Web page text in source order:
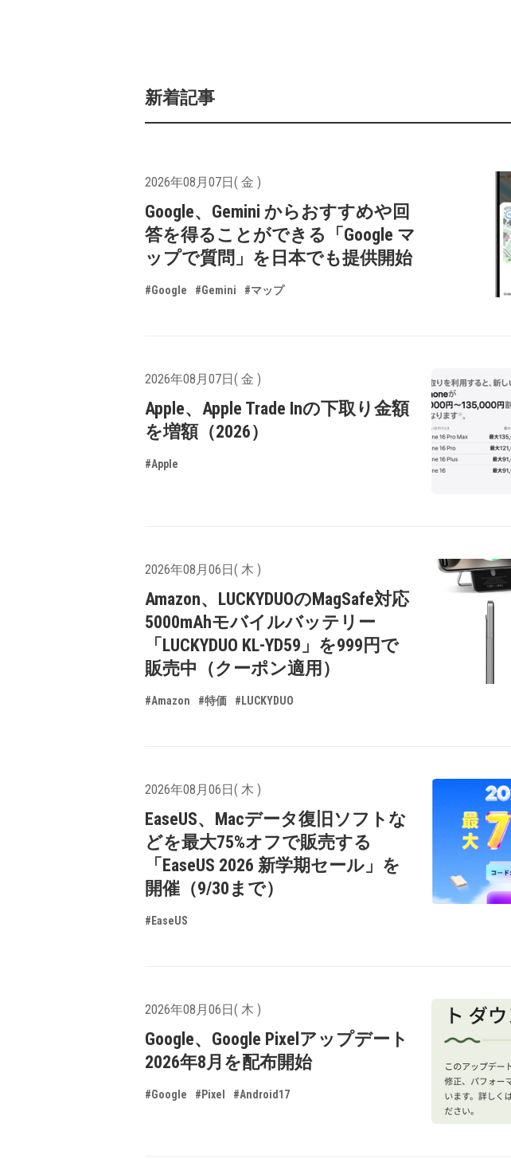
新着記事
2026年08月07日( 金 )
Google、Gemini からおすすめや回
答を得ることができる「Google マ
ップで質問」を日本でも提供開始
#Google #Gemini #マップ
2026年08月07日( 金 )
Apple、Apple Trade Inの下取り金額
を増額（2026）
#Apple
2026年08月06日( 木 )
Amazon、LUCKYDUOのMagSafe対応
5000mAhモバイルバッテリー
「LUCKYDUO KL-YD59」を999円で
販売中（クーポン適用）
#Amazon #特価 #LUCKYDUO
2026年08月06日( 木 )
EaseUS、Macデータ復旧ソフトな
どを最大75%オフで販売する
「EaseUS 2026 新学期セール」を
開催（9/30まで）
#EaseUS
2026年08月06日( 木 )
Google、Google Pixelアップデート
2026年8月を配布開始
#Google #Pixel #Android17